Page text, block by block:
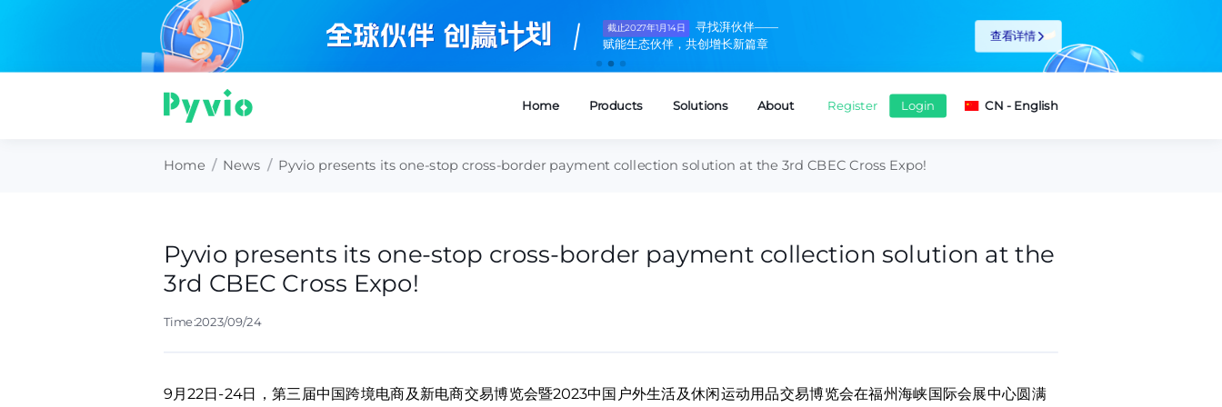
Pyvio跨境出海牵手计划升级
Home / News / Pyvio presents its one-stop cross-border payment collection solution at the 3rd CBEC Cross Expo!
Pyvio presents its one-stop cross-border payment collection solution at the
3rd CBEC Cross Expo!
Time:2023/09/24
9月22日-24日，第三届中国跨境电商及新电商交易博览会暨2023中国户外生活及休闲运动用品交易博览会在福州海峡国际会展中心圆满